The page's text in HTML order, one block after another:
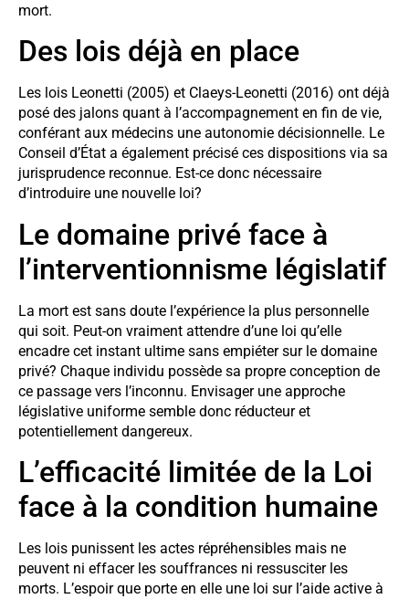
mort.
Des lois déjà en place
Les lois Leonetti (2005) et Claeys-Leonetti (2016) ont déjà
posé des jalons quant à l’accompagnement en fin de vie,
conférant aux médecins une autonomie décisionnelle. Le
Conseil d’État a également précisé ces dispositions via sa
jurisprudence reconnue. Est-ce donc nécessaire
d’introduire une nouvelle loi?
Le domaine privé face à
l’interventionnisme législatif
La mort est sans doute l’expérience la plus personnelle
qui soit. Peut-on vraiment attendre d’une loi qu’elle
encadre cet instant ultime sans empiéter sur le domaine
privé? Chaque individu possède sa propre conception de
ce passage vers l’inconnu. Envisager une approche
législative uniforme semble donc réducteur et
potentiellement dangereux.
L’efficacité limitée de la Loi
face à la condition humaine
Les lois punissent les actes répréhensibles mais ne
peuvent ni effacer les souffrances ni ressusciter les
morts. L’espoir que porte en elle une loi sur l’aide active à